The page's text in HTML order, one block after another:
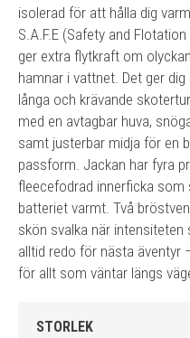
isolerad för att hålla dig
S.A.F.E (Safety and
ger extra flytkraft om
hamnar i vattnet. Det ger
långa och krävande
med en avtagbar huva,
samt justerbar midja för en
passform. Jackan har fyra
fleecefodrad innerficka som
batteriet varmt. Två
skön svalka när intensiteten
alltid redo för nästa äventyr
för allt som väntar längs
STORLEK